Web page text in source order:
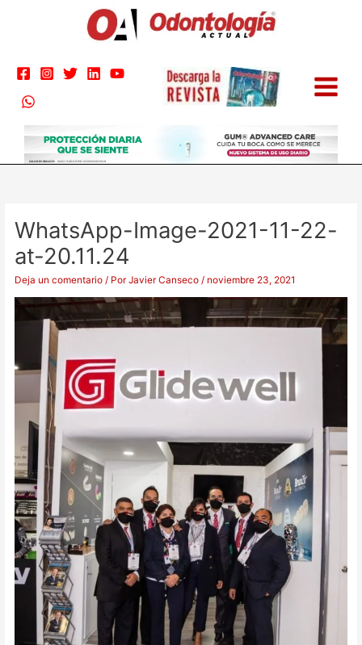
WhatsApp-Image-2021-11-22-
at-20.11.24
Deja un comentario / PorJavier Canseco/ noviembre 23, 2021